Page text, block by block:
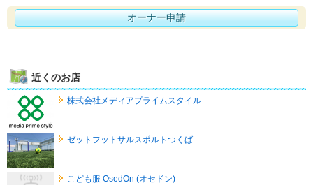
オーナー申請
近くのお店
株式会社メディアプライムスタイル
ゼットフットサルスポルトつくば
こども服 OsedOn (オセドン)